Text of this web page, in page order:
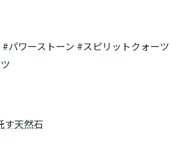
パワーストーン #スピリットクォーツ
す天然石